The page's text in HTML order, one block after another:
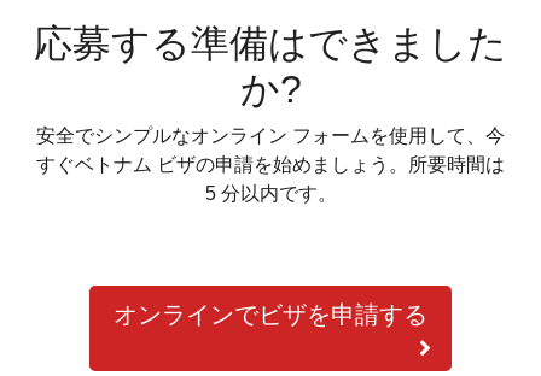
応募する準備はできました
か?
安全でシンプルなオンライン フォームを使用して、今
すぐベトナム ビザの申請を始めましょう。所要時間は
5 分以内です。
オンラインでビザを申請する